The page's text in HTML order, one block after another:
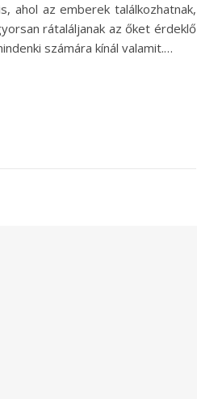
ahol az emberek találkozhatnak,
rátaláljanak az őket érdeklő
számára kínál valamit.…